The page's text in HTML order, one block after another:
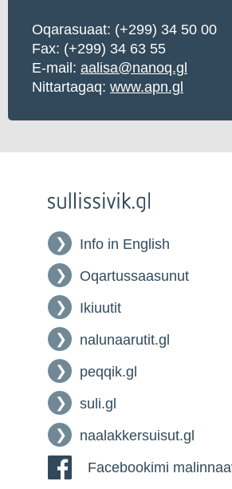
Oqarasuaat: (+299) 34 50 00
Fax: (+299) 34 63 55
E-mail: aalisa@nanoq.gl
Nittartagaq: www.apn.gl
Info in English
Oqartussaasunut
Ikiuutit
nalunaarutit.gl
peqqik.gl
suli.gl
naalakkersuisut.gl
Facebookimi